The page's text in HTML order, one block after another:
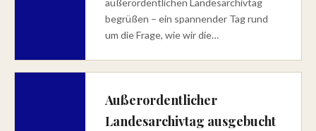
außerordentlichen Landesarchivtag
begrüßen – ein spannender Tag rund
um die Frage, wie wir die…
Außerordentlicher
Landesarchivtag ausgebucht